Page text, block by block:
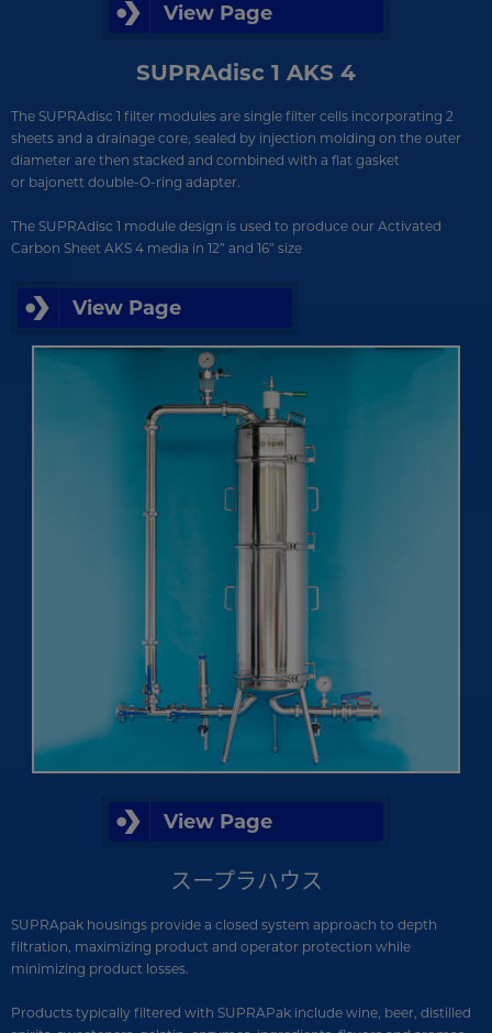
View Page
SUPRAdisc 1 AKS 4
The SUPRAdisc 1 filter modules are single filter cells incorporating 2
sheets and a drainage core, sealed by injection molding on the outer
diameter are then stacked and combined with a flat gasket
or bajonett double-O-ring adapter.
The SUPRAdisc 1 module design is used to produce our Activated
Carbon Sheet AKS 4 media in 12” and 16” size​
View Page
View Page
スープラハウス
SUPRApak housings provide a closed system approach to depth
filtration, maximizing product and operator protection while
minimizing product losses.
Products typically filtered with SUPRAPak include wine, beer, distilled